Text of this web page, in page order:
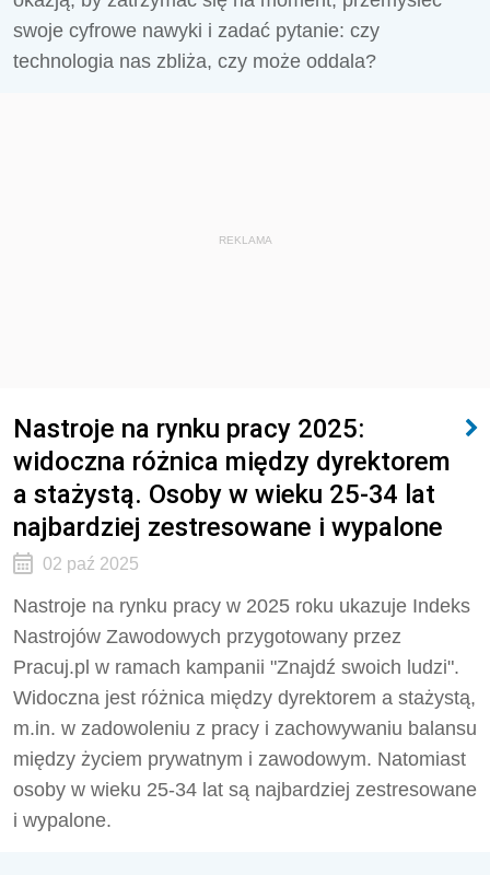
swoje cyfrowe nawyki i zadać pytanie: czy
technologia nas zbliża, czy może oddala?
REKLAMA
Nastroje na rynku pracy 2025:
widoczna różnica między dyrektorem
a stażystą. Osoby w wieku 25-34 lat
najbardziej zestresowane i wypalone
02 paź 2025
Nastroje na rynku pracy w 2025 roku ukazuje Indeks
Nastrojów Zawodowych przygotowany przez
Pracuj.pl w ramach kampanii "Znajdź swoich ludzi".
Widoczna jest różnica między dyrektorem a stażystą,
m.in. w zadowoleniu z pracy i zachowywaniu balansu
między życiem prywatnym i zawodowym. Natomiast
osoby w wieku 25-34 lat są najbardziej zestresowane
i wypalone.